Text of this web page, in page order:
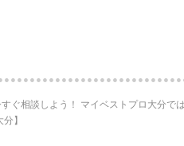
ぐ相談しよう！ マイベストプロ大分で
】